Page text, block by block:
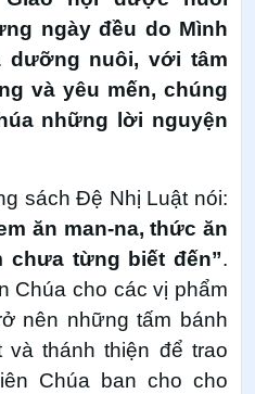
ngày đều do Mình
dưỡng nuôi, với tâm
và yêu mến, chúng
những lời nguyện
sách Đệ Nhị Luật nói:
ăn man-na, thức ăn
chưa từng biết đến”.
Chúa cho các vị phẩm
nên những tấm bánh
và thánh thiện để trao
Chúa ban cho cho